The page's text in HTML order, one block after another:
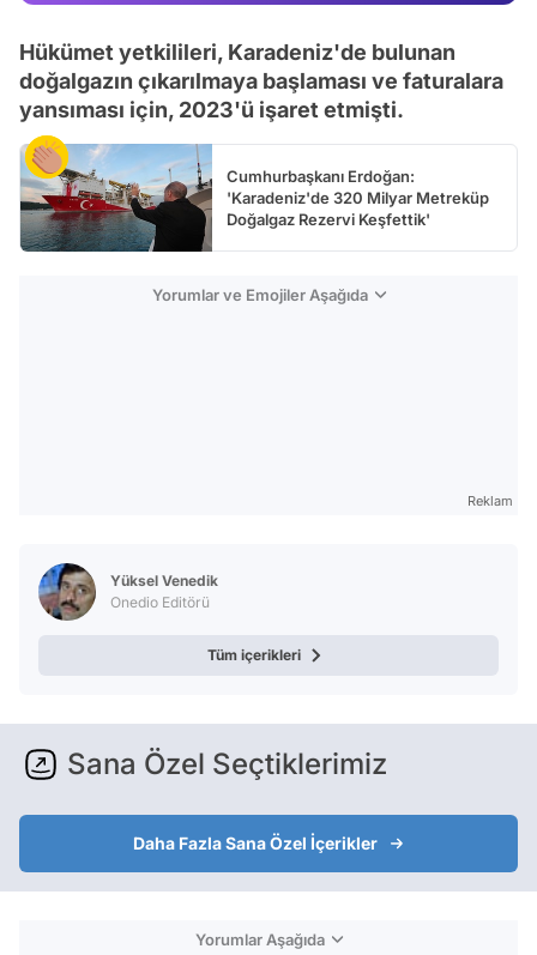
Hükümet yetkilileri, Karadeniz'de bulunan
doğalgazın çıkarılmaya başlaması ve faturalara
yansıması için, 2023'ü işaret etmişti.
Cumhurbaşkanı Erdoğan:
'Karadeniz'de 320 Milyar Metreküp
Doğalgaz Rezervi Keşfettik'
Yorumlar ve Emojiler Aşağıda
Reklam
Yüksel Venedik
Onedio Editörü
Tüm içerikleri
Sana Özel Seçtiklerimiz
Daha Fazla Sana Özel İçerikler
Yorumlar Aşağıda